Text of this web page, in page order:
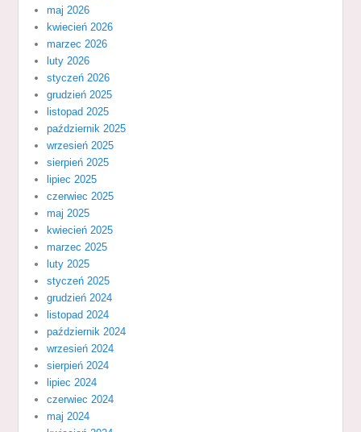
maj 2026
kwiecień 2026
marzec 2026
luty 2026
styczeń 2026
grudzień 2025
listopad 2025
październik 2025
wrzesień 2025
sierpień 2025
lipiec 2025
czerwiec 2025
maj 2025
kwiecień 2025
marzec 2025
luty 2025
styczeń 2025
grudzień 2024
listopad 2024
październik 2024
wrzesień 2024
sierpień 2024
lipiec 2024
czerwiec 2024
maj 2024